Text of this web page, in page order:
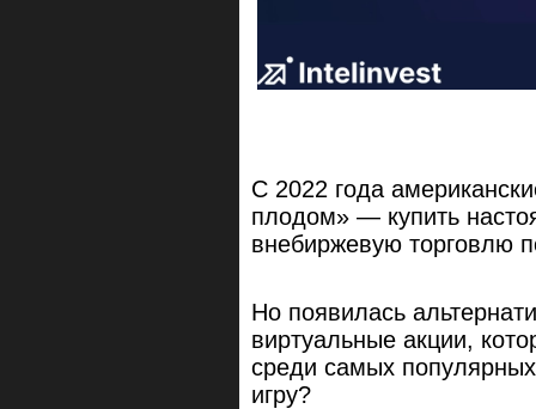
С 2022 года
плодом» — купить
внебиржевую торговлю
Но появилась
виртуальные акции,
среди самых
игру?